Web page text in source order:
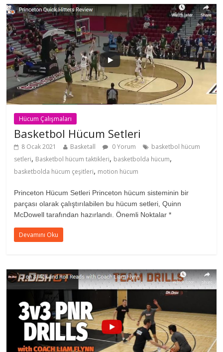
Hücum Çalışmaları
Basketbol Hücum Setleri
8 Ocak 2021 Basketall 0 Yorum
basketbol hücum
setleri, Basketbol hücum taktikleri, basketbolda hücum,
basketbolda hücum çeşitleri, motion hücum
Princeton Hücum Setleri Princeton hücum sisteminin bir
parçası olarak çalıştırılabilen bu hücum setleri, Quinn
McDowell tarafından hazırlandı. Önemli Noktalar *
Devamını Oku